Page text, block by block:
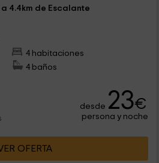
4.4km de Escalante
4 habitaciones
4 baños
desde 23€
persona y noche
OFERTA